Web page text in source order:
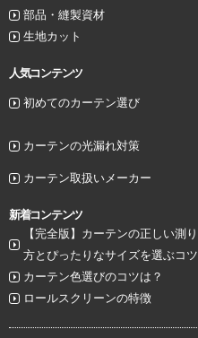
部品・縫製資材
生地カット
人気コンテンツ
初めてのカーテン選び
カーテンの光漏れ対策
カーテン取扱いメーカー
新着コンテンツ
【完全版】カーテンの正しい測り
方とぴったりなサイズを選ぶコツ
カーテン色選びのコツは？
ロールスクリーンの特徴